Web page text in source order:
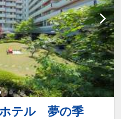
ホテル 夢の季